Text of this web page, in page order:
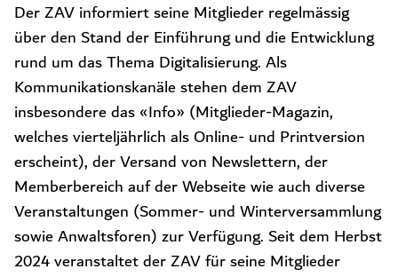
Der ZAV informiert seine Mitglieder regelmässig
über den Stand der Einführung und die Entwicklung
rund um das Thema Digitalisierung. Als
Kommunikationskanäle stehen dem ZAV
insbesondere das «Info» (Mitglieder-Magazin,
welches vierteljährlich als Online- und Printversion
erscheint), der Versand von Newslettern, der
Memberbereich auf der Webseite wie auch diverse
Veranstaltungen (Sommer- und Winterversammlung
sowie Anwaltsforen) zur Verfügung. Seit dem Herbst
2024 veranstaltet der ZAV für seine Mitglieder